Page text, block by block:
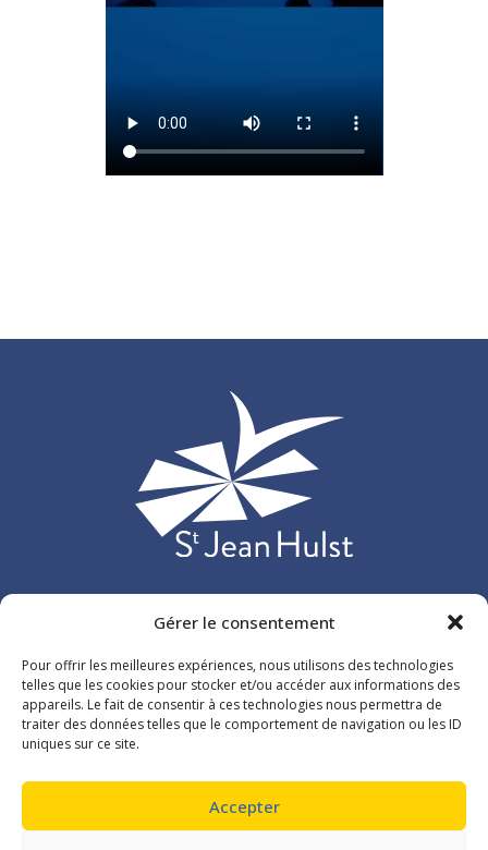
Gérer le consentement
Pour offrir les meilleures expériences, nous utilisons des technologies
telles que les cookies pour stocker et/ou accéder aux informations des
appareils. Le fait de consentir à ces technologies nous permettra de
traiter des données telles que le comportement de navigation ou les ID
uniques sur ce site.
Accepter
Etablissement d’enseignement privé catholique situé à
107 classes de l’école maternelle au lycée.
26 rue du Maréchal de Lattre de Tassigny
78000 Versailles
01 39 54 11 26